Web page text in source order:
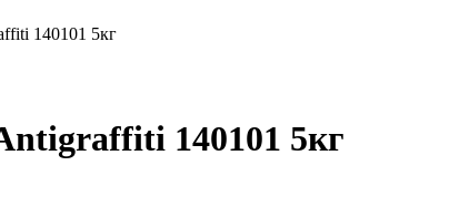
140101 5кг
140101 5кг